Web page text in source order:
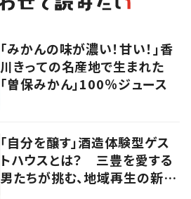
「みかんの味が濃い！甘い！」香
川きっての名産地で生まれた
「曽保みかん」100％ジュース
「自分を醸す」酒造体験型ゲス
トハウスとは？ 三豊を愛する
男たちが挑む、地域再生の新し